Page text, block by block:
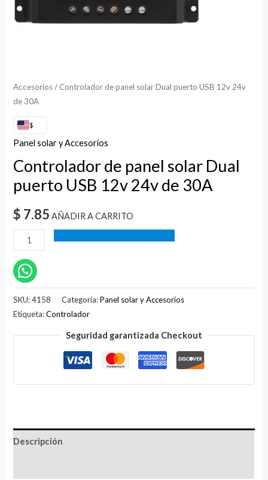
Accesorios/ Controlador de panel solar Dual puerto USB 12v 24v
de 30A
$
Panel solar y Accesorios
Controlador de panel solar Dual
puerto USB 12v 24v de 30A
$ 7.85 AÑADIR A CARRITO
24v
SKU:4158 Categoría:Panel solar y Accesorios
Etiqueta:Controlador
Seguridad garantizada Checkout
Descripción